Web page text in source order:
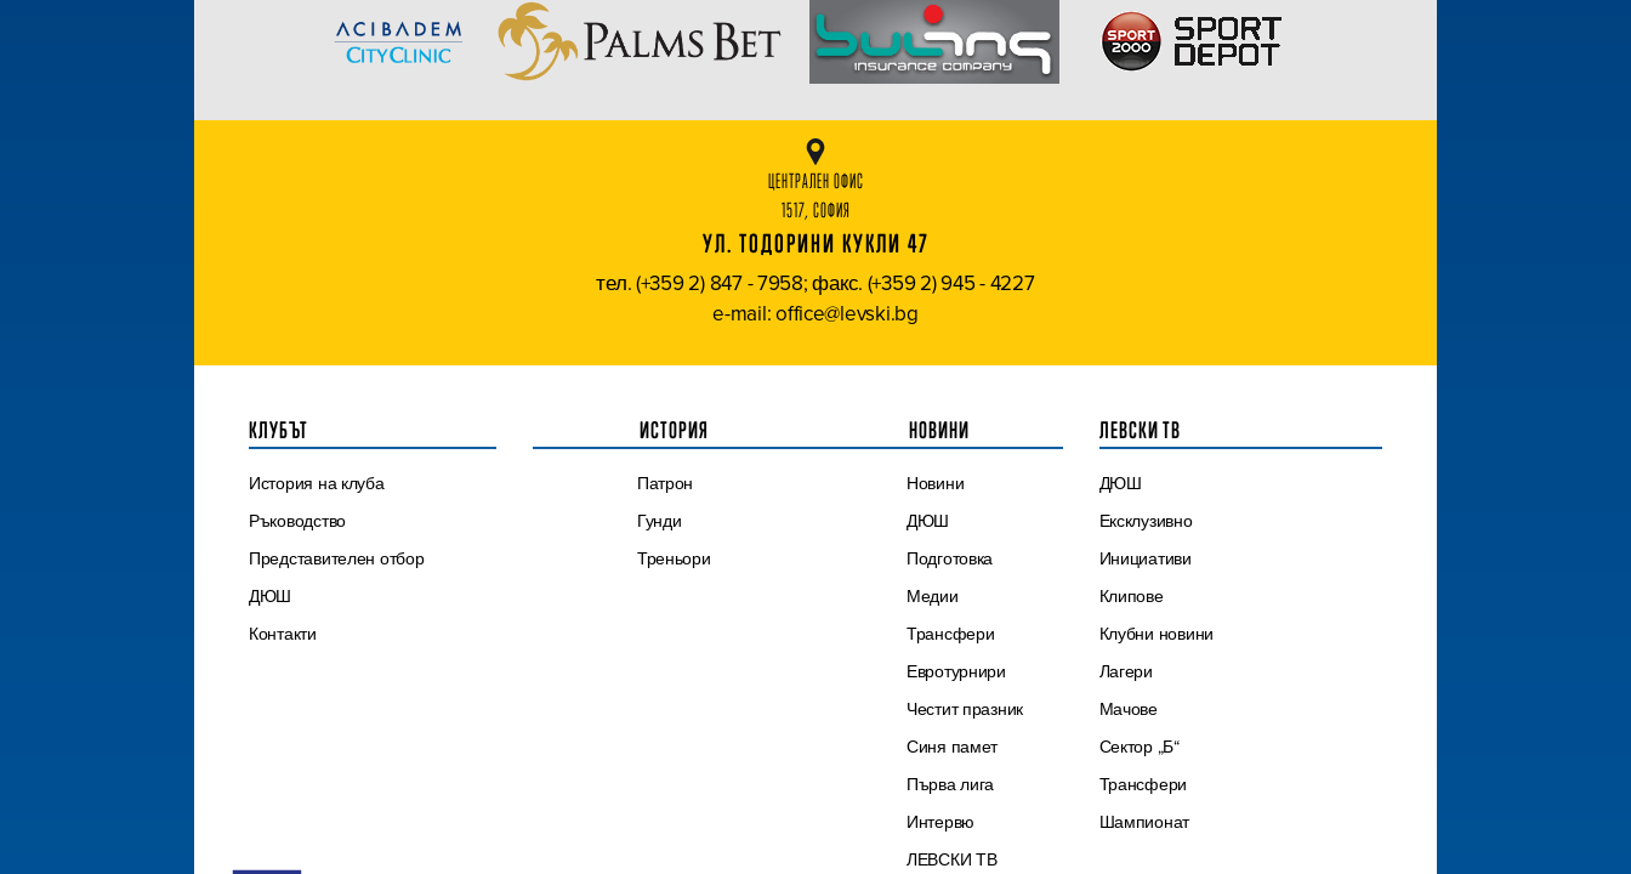
ЦЕНТРАЛЕН ОФИС
1517, СОФИЯ
УЛ. ТОДОРИНИ КУКЛИ 47
тел. (+359 2) 847 - 7958; факс. (+359 2) 945 - 4227
e-mail: office@levski.bg
КЛУБЪТ
История на клуба
Ръководство
Представителен отбор
ДЮШ
Контакти
ИСТОРИЯ
Патрон
Гунди
Треньори
НОВИНИ
Новини
ДЮШ
Подготовка
Медии
Трансфери
Евротурнири
Честит празник
Синя памет
Първа лига
Интервю
ЛЕВСКИ ТВ
ЛЕВСКИ ТВ
ДЮШ
Ексклузивно
Инициативи
Клипове
Клубни новини
Лагери
Мачове
Сектор „Б“
Трансфери
Шампионат